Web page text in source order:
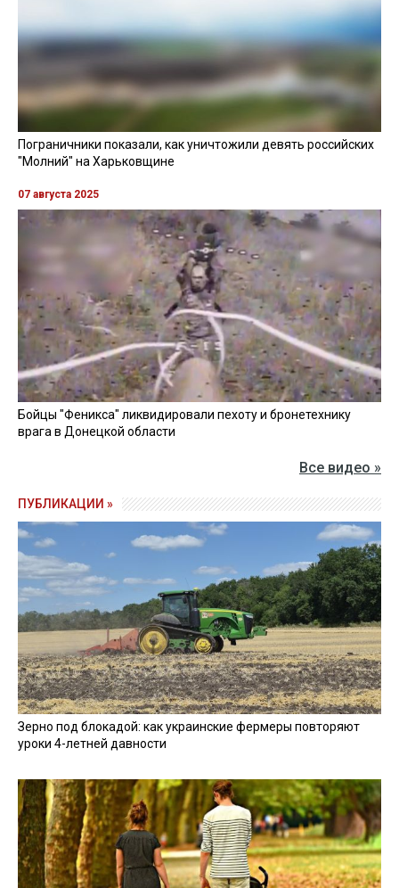
Пограничники показали, как уничтожили девять российских
"Молний" на Харьковщине
07 августа 2025
Бойцы "Феникса" ликвидировали пехоту и бронетехнику
врага в Донецкой области
Все видео »
ПУБЛИКАЦИИ »
Зерно под блокадой: как украинские фермеры повторяют
уроки 4-летней давности